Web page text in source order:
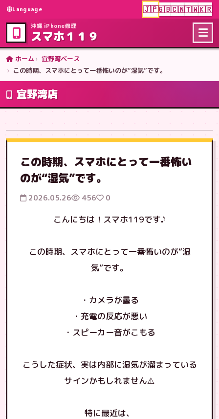
Language 🇯🇵🇬🇧🇨🇳🇹🇼🇰🇷
沖縄 iPhone修理
スマホ１１９
ホーム
宜野湾ベース
この時期、スマホにとって一番怖いのが“湿気”です。
宜野湾店
この時期、スマホにとって一番怖い
のが“湿気”です。
2026.05.26 456 0
こんにちは！スマホ119です♪
この時期、スマホにとって一番怖いのが“湿
気”です。
・カメラが曇る
・充電の反応が悪い
・スピーカー音がこもる
こうした症状、実は内部に湿気が溜まっている
サインかもしれません⚠️
特に最近は、